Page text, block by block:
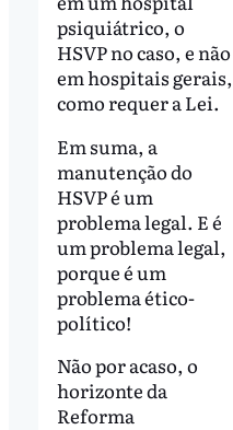
psiquiátrico, o
HSVP no caso, e não
em hospitais gerais,
como requer a Lei.
Em suma, a
manutenção do
HSVP é um
problema legal. E é
um problema legal,
porque é um
problema ético-
político!
Não por acaso, o
horizonte da
Reforma